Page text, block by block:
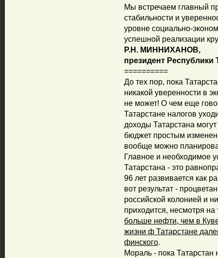
Мы встречаем главный
стабильности и
уровне социально-
успешной реализации
Р.Н. МИННИХАНОВ,
президент Республики
==========
До тех пор, пока
никакой уверенности в
не может! О чем еще
Татарстане налогов
доходы Татарстана
бюджет простым
вообще можно
Главное и необходимое
Татарстана - это
96 лет развивается как
вот результат -
российской колонией и
приходится, несмотря на
больше нефти, чем в
жизни ф Татарстане
финского.
Мораль - пока Татарстан